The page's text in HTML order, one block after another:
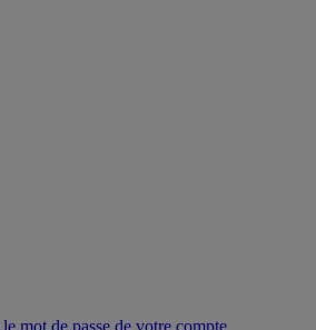
mot de passe de votre compte